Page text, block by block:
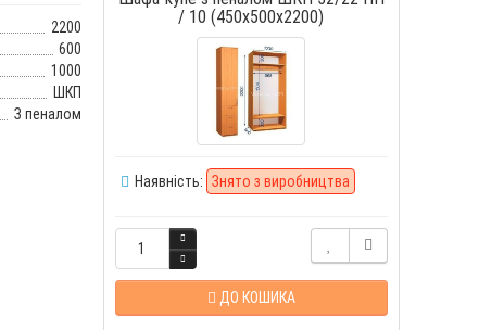
2200
600
1000
ШКП
З пеналом
/ 10 (450х500х2200)
Наявність: Знято з виробництва
ДО КОШИКА